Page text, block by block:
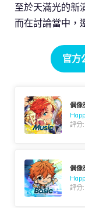
至於天滿光的新
而在討論當中，
官方
偶像
評
偶像
評